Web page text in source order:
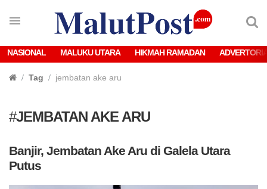
NASIONAL MALUKU UTARA HIKMAH RAMADAN
Tag jembatan ake aru
#JEMBATAN AKE ARU
Banjir, Jembatan Ake Aru di Galela Utara
Putus